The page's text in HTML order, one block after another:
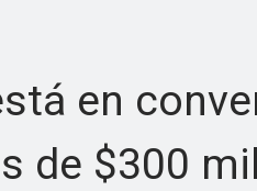
en
de $300